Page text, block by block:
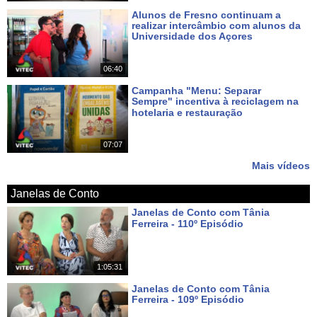
06:40
Alunos de Fresno continuam a
realizar intercâmbio com alunos da
Universidade dos Açores
07:07
Campanha "Menu: Separar
Sempre" incentiva à reciclagem na
hotelaria e restauração
Mais vídeos
Janelas de Conto
1:05:31
Janelas de Conto com Tânia
Ferreira - 110º Episódio
Janelas de Conto com Tânia
Ferreira - 109º Episódio